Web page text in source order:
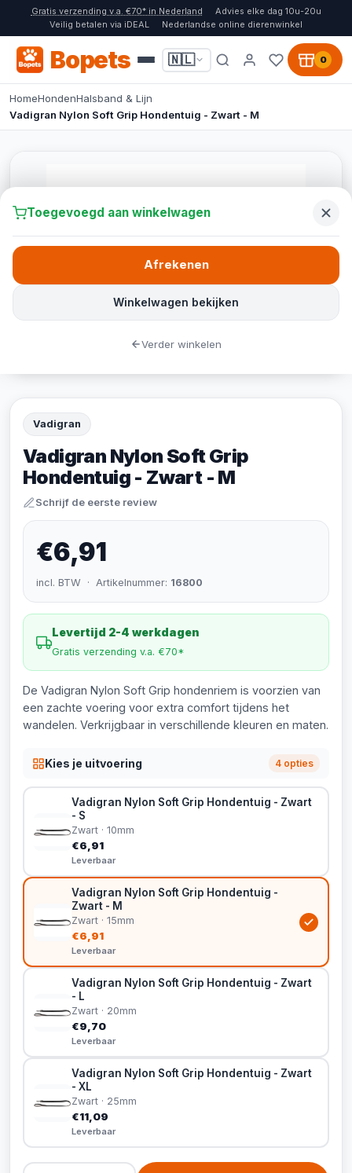
Gratis verzending v.a. €70* in Nederland
Advies elke dag 10u-20u
Veilig betalen via iDEAL
Nederlandse online dierenwinkel
Bopets 🇳🇱 0
HomeHondenHalsband & Lijn
Vadigran Nylon Soft Grip Hondentuig - Zwart - M
Vadigran
Vadigran Nylon Soft Grip
Hondentuig - Zwart - M
Schrijf de eerste review
€6,91
incl. BTW · Artikelnummer: 16800
Levertijd 2-4 werkdagen
Gratis verzending v.a. €70*
De Vadigran Nylon Soft Grip hondenriem is voorzien van
een zachte voering voor extra comfort tijdens het
wandelen. Verkrijgbaar in verschillende kleuren en maten.
Kies je uitvoering 4 opties
Vadigran Nylon Soft Grip Hondentuig - Zwart
- S
Zwart · 10mm
€6,91
Leverbaar
Vadigran Nylon Soft Grip Hondentuig -
Zwart - M
Zwart · 15mm
€6,91
Leverbaar
Vadigran Nylon Soft Grip Hondentuig - Zwart
- L
Zwart · 20mm
€9,70
Leverbaar
Vadigran Nylon Soft Grip Hondentuig - Zwart
- XL
Zwart · 25mm
€11,09
Leverbaar
Toegevoegd aan winkelwagen
Winkelwagen bekijken
Afrekenen
Verder winkelen